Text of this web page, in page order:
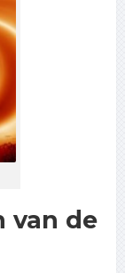
van de